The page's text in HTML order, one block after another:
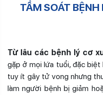
TẦM SOÁT
Từ lâu các bệnh lý cơ
gặp ở mọi lứa tuổi, đặc biệt
tuy ít gây tử vong nhưng
làm người bệnh bị giảm